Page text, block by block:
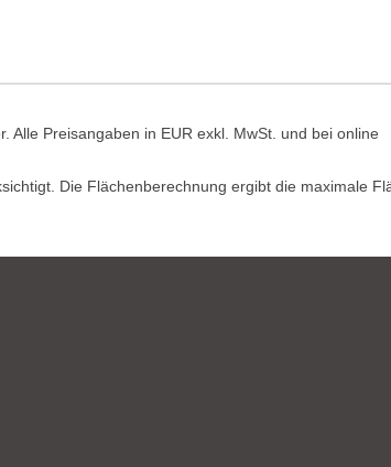
Alle Preisangaben in EUR exkl. MwSt. und bei online
Die Flächenberechnung ergibt die maximale